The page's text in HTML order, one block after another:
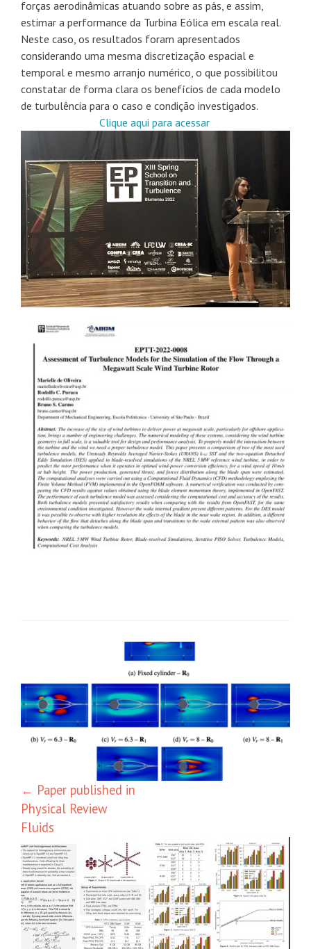
forças aerodinâmicas atuando sobre as pás, e assim,
estimar a performance da Turbina Eólica em escala real.
Neste caso, os resultados foram apresentados
considerando uma mesma discretização espacial e
temporal e mesmo arranjo numérico, o que possibilitou
constatar de forma clara os benefícios de cada modelo
de turbulência para o caso e condição investigados.
Clique aqui para acessar
Navegação
de
posts
← Paper published in
Physical Review
Fluids